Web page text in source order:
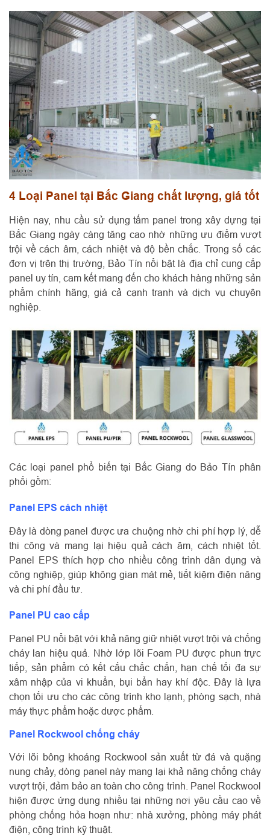
4 Loại Panel tại Bắc Giang chất lượng, giá tốt
Hiện nay, nhu cầu sử dụng tấm panel trong xây dựng tại
Bắc Giang ngày càng tăng cao nhờ những ưu điểm vượt
trội về cách âm, cách nhiệt và độ bền chắc. Trong số các
đơn vị trên thị trường, Bảo Tín nổi bật là địa chỉ cung cấp
panel uy tín, cam kết mang đến cho khách hàng những sản
phẩm chính hãng, giá cả cạnh tranh và dịch vụ chuyên
nghiệp.
Các loại panel phổ biến tại Bắc Giang do Bảo Tín phân
phối gồm:
Panel EPS cách nhiệt
Đây là dòng panel được ưa chuộng nhờ chi phí hợp lý, dễ
thi công và mang lại hiệu quả cách âm, cách nhiệt tốt.
Panel EPS thích hợp cho nhiều công trình dân dụng và
công nghiệp, giúp không gian mát mẻ, tiết kiệm điện năng
và chi phí đầu tư.
Panel PU cao cấp
Panel PU nổi bật với khả năng giữ nhiệt vượt trội và chống
cháy lan hiệu quả. Nhờ lớp lõi Foam PU được phun trực
tiếp, sản phẩm có kết cấu chắc chắn, hạn chế tối đa sự
xâm nhập của vi khuẩn, bụi bẩn hay khí độc. Đây là lựa
chọn tối ưu cho các công trình kho lạnh, phòng sạch, nhà
máy thực phẩm hoặc dược phẩm.
Panel Rockwool chống cháy
Với lõi bông khoáng Rockwool sản xuất từ đá và quặng
nung chảy, dòng panel này mang lại khả năng chống cháy
vượt trội, đảm bảo an toàn cho công trình. Panel Rockwool
hiện được ứng dụng nhiều tại những nơi yêu cầu cao về
phòng chống hỏa hoạn như: nhà xưởng, phòng máy phát
điện, công trình kỹ thuật.